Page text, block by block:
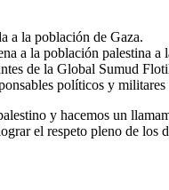
a la población de Gaza.
a la población palestina a
de la Global Sumud
políticos y
y hacemos un
el respeto pleno de los